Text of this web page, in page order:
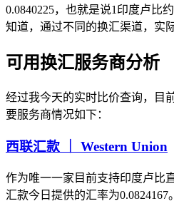
0.0840225，也就是说1印度卢比
知道，通过不同的换汇渠道，实
可用换汇服务商分析
经过我今天的实时比价查询，目
要服务商情况如下：
西联汇款 ｜ Western Union
作为唯一一家目前支持印度卢比
汇款今日提供的汇率为0.0824167